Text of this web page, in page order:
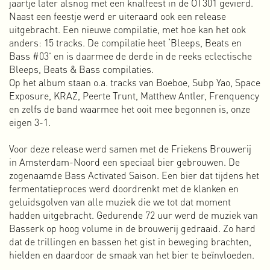
Abnormal Data Processing is een kleine, onafhankelijke
uitgeverij die ik in 2011 heb opgezet om zelf (en in
samenwerking) geïnitieerde projecten uit te kunnen geven.
Als grafisch ontwerper heb ik altijd een liefde gehad voor
boeken en ander speciaal drukwerk. De digitale wereld is
natuurlijk fantastisch met al haar multimediale/interactieve
opties en grote bereik, maar mist het fysieke element. Het
mooie aan drukwerk zit hem in de details. De keuze van het
papier, het formaat, de bindwijze, de druktechniek, de inkt,
de omslag en natuurlijk het ontwerp. Het fysieke stukje en
de moeite waard om ‘ouderwets’ te drukken.
Meer over ADP
Amsterdam Alternative
Amsterdam Alternative is in het voorjaar van 2015 ontstaan
als collectief van niet-commerciële, (sub)culturele
vrijplaatsen in Amsterdam. Ons eerste doel was het
oprichten van een nieuw, solidair netwerk om de
overgebleven vrijplaatsen van Amsterdam met elkaar te
Naast een feestje werd er uiteraard ook een release
uitgebracht. Een nieuwe compilatie, met hoe kan het ook
anders: 15 tracks. De compilatie heet ‘Bleeps, Beats en
Bass #03’ en is daarmee de derde in de reeks eclectische
Bleeps, Beats & Bass compilaties.
Op het album staan o.a. tracks van Boeboe, Subp Yao, Space
Exposure, KRAZ, Peerte Trunt, Matthew Antler, Frenquency
en zelfs de band waarmee het ooit mee begonnen is, onze
eigen 3-1.
Voor deze release werd samen met de Friekens Brouwerij
in Amsterdam-Noord een speciaal bier gebrouwen. De
zogenaamde Bass Activated Saison. Een bier dat tijdens het
fermentatieproces werd doordrenkt met de klanken en
geluidsgolven van alle muziek die we tot dat moment
hadden uitgebracht. Gedurende 72 uur werd de muziek van
Basserk op hoog volume in de brouwerij gedraaid. Zo hard
dat de trillingen en bassen het gist in beweging brachten,
hielden en daardoor de smaak van het bier te beïnvloeden.